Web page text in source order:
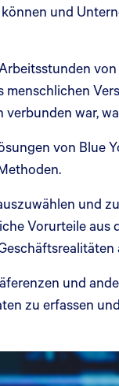
und
war,
von Blue
und
Vorurteile aus
und
zu erfassen